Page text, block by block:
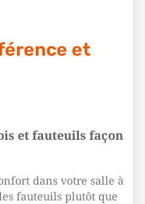
et
et fauteuils façon
dans votre salle à
fauteuils plutôt que